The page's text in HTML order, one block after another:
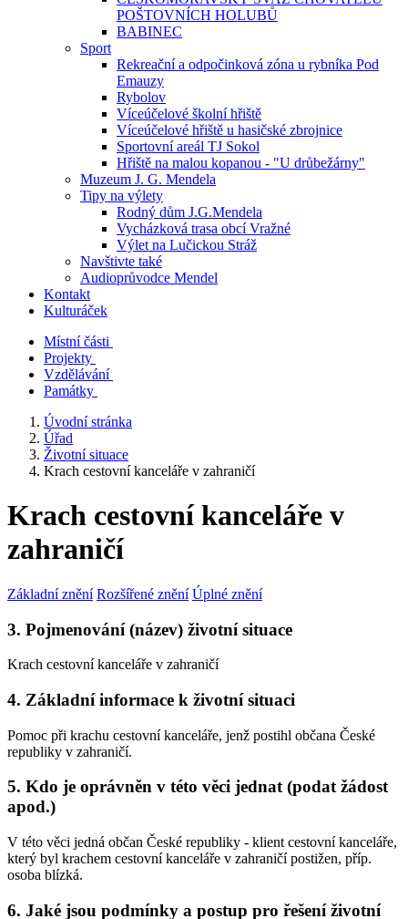
POŠTOVNÍCH HOLUBŮ
BABINEC
Sport
Rekreační a odpočinková zóna u rybníka Pod
Emauzy
Rybolov
Víceúčelové školní hřiště
Víceúčelové hřiště u hasičské zbrojnice
Sportovní areál TJ Sokol
Hřiště na malou kopanou - "U drůbežárny"
Muzeum J. G. Mendela
Tipy na výlety
Rodný dům J.G.Mendela
Vycházková trasa obcí Vražné
Výlet na Lučickou Stráž
Navštivte také
Audioprůvodce Mendel
Kontakt
Kulturáček
Místní části
Projekty
Vzdělávání
Památky
Úvodní stránka
Úřad
Životní situace
Krach cestovní kanceláře v zahraničí
Krach cestovní kanceláře v
zahraničí
Základní znění Rozšířené znění Úplné znění
3. Pojmenování (název) životní situace
Krach cestovní kanceláře v zahraničí
4. Základní informace k životní situaci
Pomoc při krachu cestovní kanceláře, jenž postihl občana České
republiky v zahraničí.
5. Kdo je oprávněn v této věci jednat (podat žádost
apod.)
V této věci jedná občan České republiky - klient cestovní kanceláře,
který byl krachem cestovní kanceláře v zahraničí postižen, příp.
osoba blízká.
6. Jaké jsou podmínky a postup pro řešení životní